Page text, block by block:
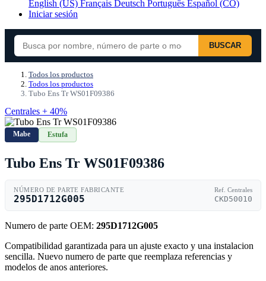
English (US) Français Deutsch Português Español (CO)
Iniciar sesión
BUSCAR
Todos los productos
Todos los productos
Tubo Ens Tr WS01F09386
Centrales + 40%
Mabe Estufa
Tubo Ens Tr WS01F09386
NÚMERO DE PARTE FABRICANTE
295D1712G005
Ref. Centrales
CKD50010
Numero de parte OEM: 295D1712G005
Compatibilidad garantizada para un ajuste exacto y una instalacion
sencilla. Nuevo numero de parte que reemplaza referencias y
modelos de anos anteriores.